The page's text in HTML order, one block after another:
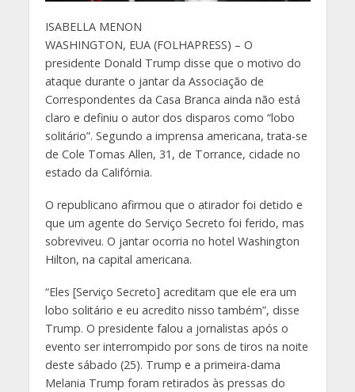
ISABELLA MENON
WASHINGTON, EUA (FOLHAPRESS) – O
presidente Donald Trump disse que o motivo do
ataque durante o jantar da Associação de
Correspondentes da Casa Branca ainda não está
claro e definiu o autor dos disparos como “lobo
solitário”. Segundo a imprensa americana, trata-se
de Cole Tomas Allen, 31, de Torrance, cidade no
estado da Califórnia.
O republicano afirmou que o atirador foi detido e
que um agente do Serviço Secreto foi ferido, mas
sobreviveu. O jantar ocorria no hotel Washington
Hilton, na capital americana.
“Eles [Serviço Secreto] acreditam que ele era um
lobo solitário e eu acredito nisso também”, disse
Trump. O presidente falou a jornalistas após o
evento ser interrompido por sons de tiros na noite
deste sábado (25). Trump e a primeira-dama
Melania Trump foram retirados às pressas do